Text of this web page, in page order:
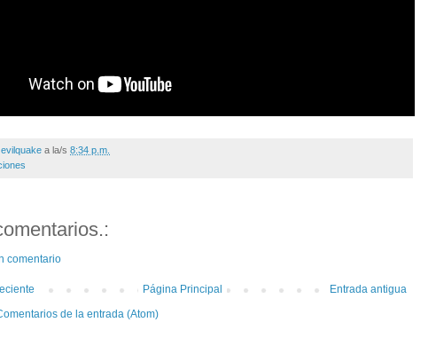
evilquake a la/s 8:34 p.m.
comentario
Entrada antigua
Página Principal
de la entrada (Atom)